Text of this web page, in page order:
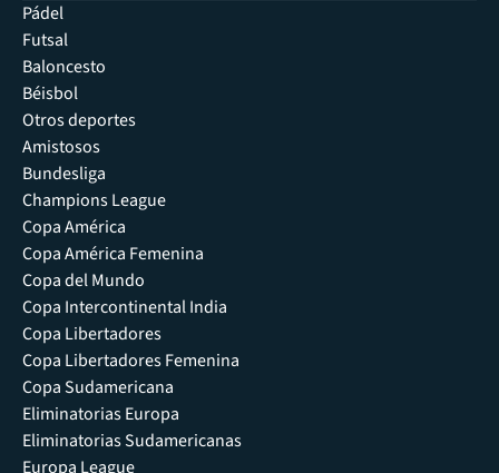
Pádel
Futsal
Baloncesto
Béisbol
Otros deportes
Amistosos
Bundesliga
Champions League
Copa América
Copa América Femenina
Copa del Mundo
Copa Intercontinental India
Copa Libertadores
Copa Libertadores Femenina
Copa Sudamericana
Eliminatorias Europa
Eliminatorias Sudamericanas
Europa League